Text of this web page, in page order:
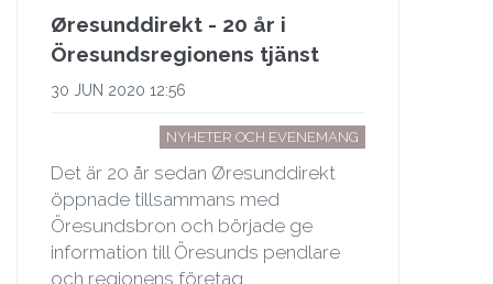
Øresunddirekt - 20 år i
Öresundsregionens tjänst
30 JUN 2020 12:56
NYHETER OCH EVENEMANG
Det är 20 år sedan Øresunddirekt
öppnade tillsammans med
Öresundsbron och började ge
information till Öresunds pendlare
och regionens företag.